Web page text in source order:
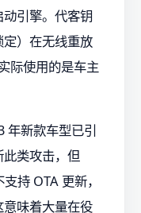
引擎。代客钥
）在无线重放
际使用的是车主
年新款车型已引
类攻击，但
持 OTA 更新，
味着大量在役